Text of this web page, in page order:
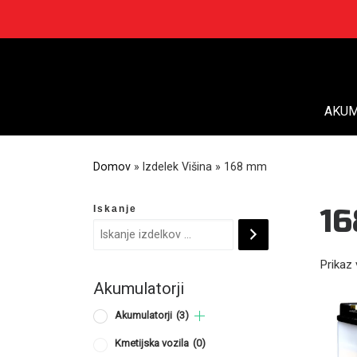
Domov » Izdelek Višina » 168 mm
Prikaz
Iskanje
Akumulatorji
Akumulatorji (3)
Kmetijska vozila (0)